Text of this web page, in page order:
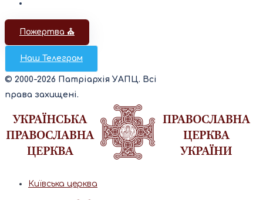
Пожертва ⛪️
Наш Телеграм
© 2000-2026 Патріархія УАПЦ. Всі
права захищені.
Київська церква